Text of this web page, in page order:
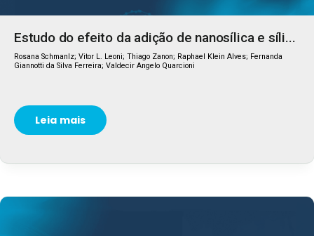
Estudo do efeito da adição de nanosílica e síli...
Rosana Schmanlz; Vitor L. Leoni; Thiago Zanon; Raphael Klein Alves; Fernanda
Giannotti da Silva Ferreira; Valdecir Angelo Quarcioni
Leia mais